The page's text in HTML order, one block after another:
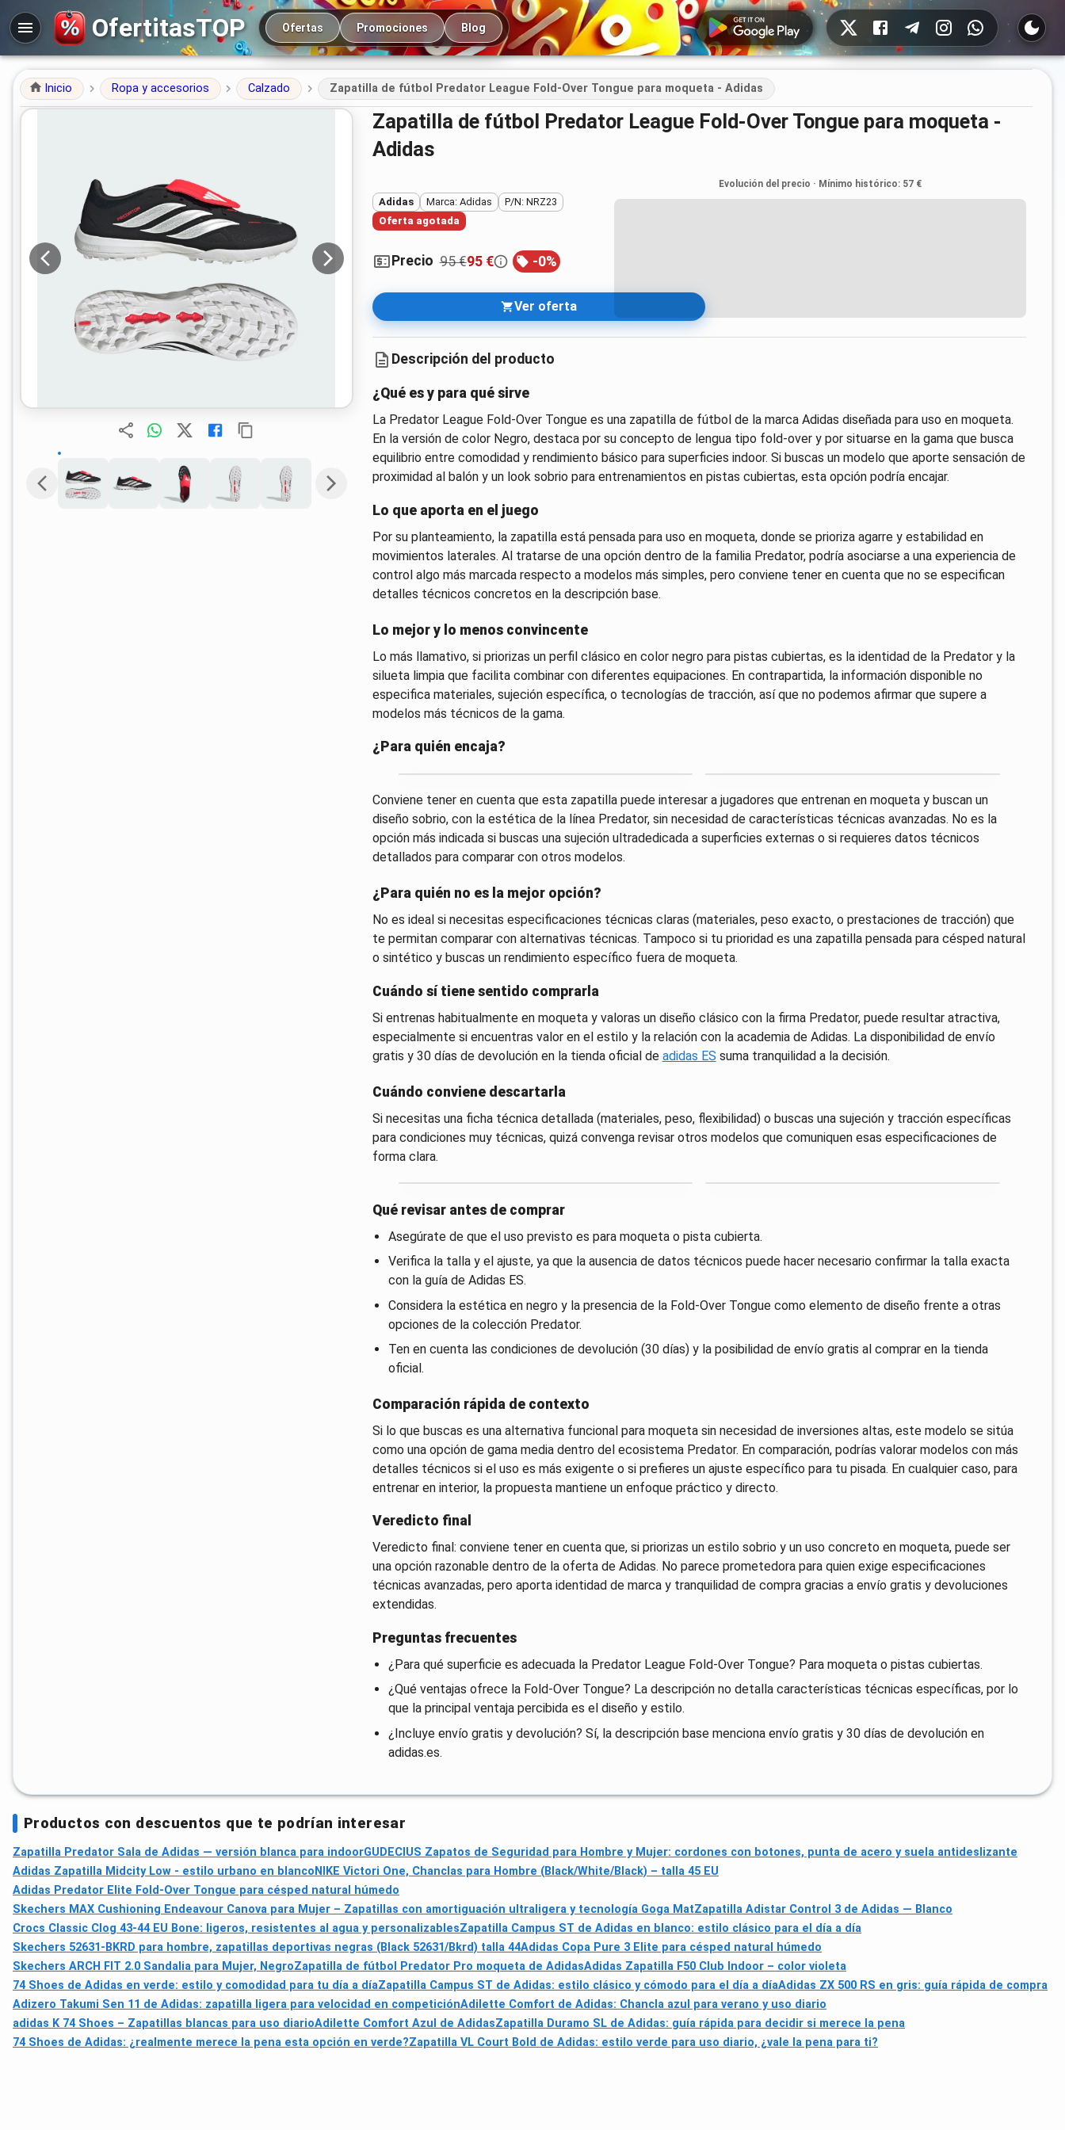
OfertitasTOP Navegación principal
Ofertas Promociones Blog
Redes sociales
Inicio Ropa y accesorios Calzado Zapatilla de fútbol Predator League Fold-Over Tongue para moqueta - Adidas
Zapatilla de fútbol Predator League Fold-Over Tongue para moqueta -
Adidas
Adidas Marca: Adidas
P/N: NRZ23
Oferta agotada
Precio 95 €95 € -0%
Ver oferta
Evolución del precio · Mínimo histórico: 57 €
Descripción del producto
¿Qué es y para qué sirve
La Predator League Fold-Over Tongue es una zapatilla de fútbol de la marca Adidas diseñada para uso en moqueta.
En la versión de color Negro, destaca por su concepto de lengua tipo fold-over y por situarse en la gama que busca
equilibrio entre comodidad y rendimiento básico para superficies indoor. Si buscas un modelo que aporte sensación de
proximidad al balón y un look sobrio para entrenamientos en pistas cubiertas, esta opción podría encajar.
Lo que aporta en el juego
Por su planteamiento, la zapatilla está pensada para uso en moqueta, donde se prioriza agarre y estabilidad en
movimientos laterales. Al tratarse de una opción dentro de la familia Predator, podría asociarse a una experiencia de
control algo más marcada respecto a modelos más simples, pero conviene tener en cuenta que no se especifican
detalles técnicos concretos en la descripción base.
Lo mejor y lo menos convincente
Lo más llamativo, si priorizas un perfil clásico en color negro para pistas cubiertas, es la identidad de la Predator y la
silueta limpia que facilita combinar con diferentes equipaciones. En contrapartida, la información disponible no
especifica materiales, sujeción específica, o tecnologías de tracción, así que no podemos afirmar que supere a
modelos más técnicos de la gama.
¿Para quién encaja?
Conviene tener en cuenta que esta zapatilla puede interesar a jugadores que entrenan en moqueta y buscan un
diseño sobrio, con la estética de la línea Predator, sin necesidad de características técnicas avanzadas. No es la
opción más indicada si buscas una sujeción ultradedicada a superficies externas o si requieres datos técnicos
detallados para comparar con otros modelos.
¿Para quién no es la mejor opción?
No es ideal si necesitas especificaciones técnicas claras (materiales, peso exacto, o prestaciones de tracción) que
te permitan comparar con alternativas técnicas. Tampoco si tu prioridad es una zapatilla pensada para césped natural
o sintético y buscas un rendimiento específico fuera de moqueta.
Cuándo sí tiene sentido comprarla
Si entrenas habitualmente en moqueta y valoras un diseño clásico con la firma Predator, puede resultar atractiva,
especialmente si encuentras valor en el estilo y la relación con la academia de Adidas. La disponibilidad de envío
gratis y 30 días de devolución en la tienda oficial de adidas ES suma tranquilidad a la decisión.
Cuándo conviene descartarla
Si necesitas una ficha técnica detallada (materiales, peso, flexibilidad) o buscas una sujeción y tracción específicas
para condiciones muy técnicas, quizá convenga revisar otros modelos que comuniquen esas especificaciones de
forma clara.
Qué revisar antes de comprar
Asegúrate de que el uso previsto es para moqueta o pista cubierta.
Verifica la talla y el ajuste, ya que la ausencia de datos técnicos puede hacer necesario confirmar la talla exacta
con la guía de Adidas ES.
Considera la estética en negro y la presencia de la Fold-Over Tongue como elemento de diseño frente a otras
opciones de la colección Predator.
Ten en cuenta las condiciones de devolución (30 días) y la posibilidad de envío gratis al comprar en la tienda
oficial.
Comparación rápida de contexto
Si lo que buscas es una alternativa funcional para moqueta sin necesidad de inversiones altas, este modelo se sitúa
como una opción de gama media dentro del ecosistema Predator. En comparación, podrías valorar modelos con más
detalles técnicos si el uso es más exigente o si prefieres un ajuste específico para tu pisada. En cualquier caso, para
entrenar en interior, la propuesta mantiene un enfoque práctico y directo.
Veredicto final
Veredicto final: conviene tener en cuenta que, si priorizas un estilo sobrio y un uso concreto en moqueta, puede ser
una opción razonable dentro de la oferta de Adidas. No parece prometedora para quien exige especificaciones
técnicas avanzadas, pero aporta identidad de marca y tranquilidad de compra gracias a envío gratis y devoluciones
extendidas.
Preguntas frecuentes
¿Para qué superficie es adecuada la Predator League Fold-Over Tongue? Para moqueta o pistas cubiertas.
¿Qué ventajas ofrece la Fold-Over Tongue? La descripción no detalla características técnicas específicas, por lo
que la principal ventaja percibida es el diseño y estilo.
¿Incluye envío gratis y devolución? Sí, la descripción base menciona envío gratis y 30 días de devolución en
adidas.es.
Productos con descuentos que te podrían interesar
Zapatilla Predator Sala de Adidas — versión blanca para indoorGUDECIUS Zapatos de Seguridad para Hombre y Mujer: cordones con botones, punta de acero y suela antideslizante
Adidas Zapatilla Midcity Low - estilo urbano en blanco NIKE Victori One, Chanclas para Hombre (Black/White/Black) – talla 45 EU
Adidas Predator Elite Fold-Over Tongue para césped natural húmedo
Skechers MAX Cushioning Endeavour Canova para Mujer – Zapatillas con amortiguación ultraligera y tecnología Goga MatZapatilla Adistar Control 3 de Adidas — Blanco
Crocs Classic Clog 43-44 EU Bone: ligeros, resistentes al agua y personalizablesZapatilla Campus ST de Adidas en blanco: estilo clásico para el día a día
Skechers 52631-BKRD para hombre, zapatillas deportivas negras (Black 52631/Bkrd) talla 44Adidas Copa Pure 3 Elite para césped natural húmedo
Skechers ARCH FIT 2.0 Sandalia para Mujer, NegroZapatilla de fútbol Predator Pro moqueta de AdidasAdidas Zapatilla F50 Club Indoor – color violeta
74 Shoes de Adidas en verde: estilo y comodidad para tu día a díaZapatilla Campus ST de Adidas: estilo clásico y cómodo para el día a díaAdidas ZX 500 RS en gris: guía rápida de compra
Adizero Takumi Sen 11 de Adidas: zapatilla ligera para velocidad en competiciónAdilette Comfort de Adidas: Chancla azul para verano y uso diario
adidas K 74 Shoes – Zapatillas blancas para uso diarioAdilette Comfort Azul de AdidasZapatilla Duramo SL de Adidas: guía rápida para decidir si merece la pena
74 Shoes de Adidas: ¿realmente merece la pena esta opción en verde?Zapatilla VL Court Bold de Adidas: estilo verde para uso diario, ¿vale la pena para ti?